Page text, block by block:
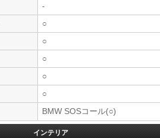
-
○
○
○
○
○
BMW SOSコール(○)
インテリア